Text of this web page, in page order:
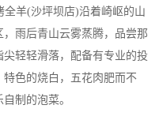
全羊(沙坪坝店)沿着崎岖的山
雨后青山云雾蒸腾，品尝那
轻轻滑落，配备有专业的投
色的烧白，五花肉肥而不
制的泡菜。